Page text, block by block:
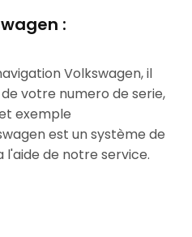
:
Volkswagen, il
votre numero de serie,
exemple
est un système de
l'aide de notre service.